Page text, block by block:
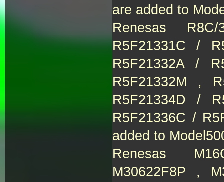
are added to
Renesas
R5F21331C /
R5F21332A /
R5F21332M ,
R5F21334D /
R5F21336C /
added to
Renesas
M30622F8P ,